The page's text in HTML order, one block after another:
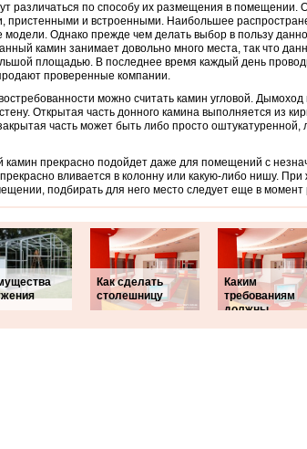
различаться по способу их размещения в помещении.
пристенными и встроенными. Наибольшее
модели. Однако прежде чем делать выбор в пользу
камин занимает довольно много места, так что
площадью. В последнее время каждый день
проверенные компании.
можно считать камин угловой. Дымоход
Открытая часть донного камина выполняется из
часть может быть либо просто
камин прекрасно подойдет даже для помещений с
вливается в колонну или какую-либо нишу.
подбирать для него место следует еще в
Как сделать
столешницу
Каким
требованиям
должны